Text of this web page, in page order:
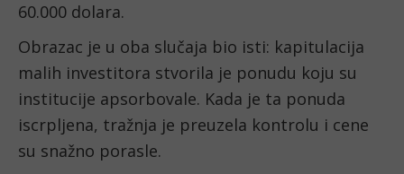
60.000 dolara.
Obrazac je u oba slučaja bio isti: kapitulacija
malih investitora stvorila je ponudu koju su
institucije apsorbovale. Kada je ta ponuda
iscrpljena, tražnja je preuzela kontrolu i cene
su snažno porasle.